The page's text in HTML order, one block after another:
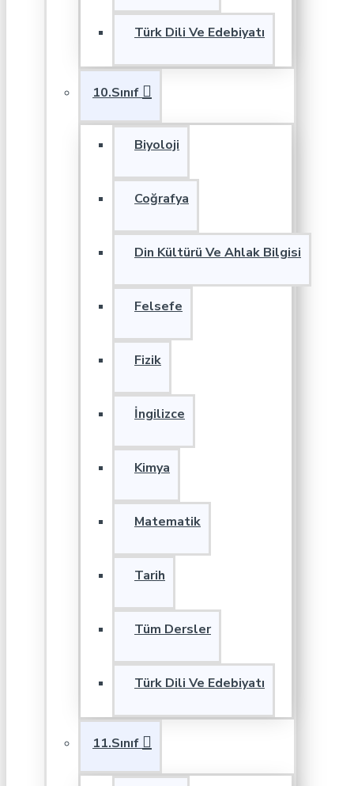
Türk Dili Ve Edebiyatı
10.Sınıf
Biyoloji
Coğrafya
Din Kültürü Ve Ahlak Bilgisi
Felsefe
Fizik
İngilizce
Kimya
Matematik
Tarih
Tüm Dersler
Türk Dili Ve Edebiyatı
11.Sınıf